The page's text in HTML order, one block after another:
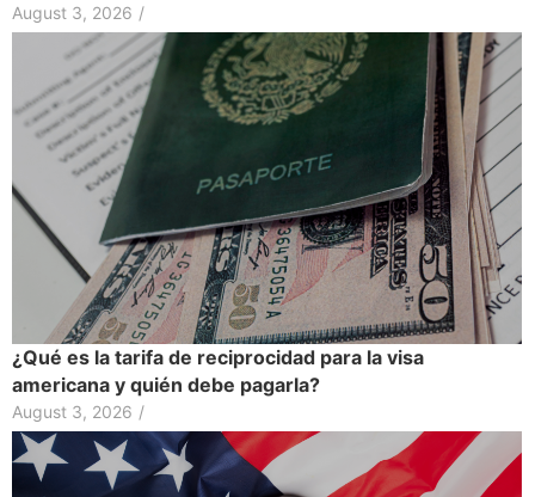
August 3, 2026 /
¿Qué es la tarifa de reciprocidad para la visa
americana y quién debe pagarla?
August 3, 2026 /